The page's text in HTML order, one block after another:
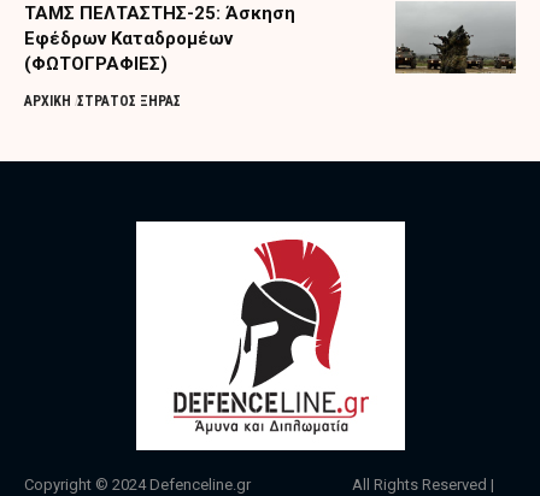
ΤΑΜΣ ΠΕΛΤΑΣΤΗΣ-25: Άσκηση
Εφέδρων Καταδρομέων
(ΦΩΤΟΓΡΑΦΙΕΣ)
ΑΡΧΙΚΗ ΣΤΡΑΤΟΣ ΞΗΡΑΣ
Copyright © 2024 Defenceline.gr All Rights Reserved |